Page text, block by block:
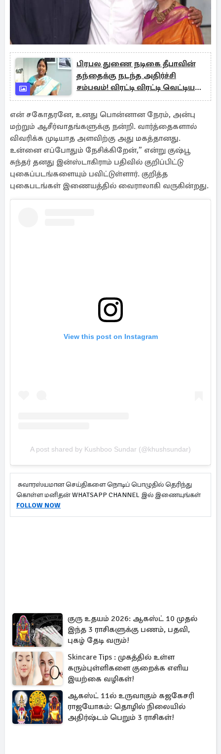
பிரபல துணை நடிகை தீபாவின்
தந்தைக்கு நடந்த அதிர்ச்சி
சம்பவம்! விரட்டி விரட்டி வெட்டிய
கும்பல்
என் சகோதரனே, உனது பொன்னான நேரம், அன்பு
மற்றும் ஆசீர்வாதங்களுக்கு நன்றி. வார்த்தைகளால்
விவரிக்க முடியாத அளவிற்கு அது மகத்தானது.
உன்னை எப்போதும் நேசிக்கிறேன்,” என்று குஷ்பூ
சுந்தர் தனது இன்ஸ்டாகிராம் பதிவில் குறிப்பிட்டு
புகைப்படங்களையும் பவிட்டுள்ளார். குறித்த
புகைபடங்கள் இணையத்தில் வைராலாகி வருகின்றது.
View this post on Instagram
A post shared by Kushboo Sundar (@khushsundar)
சுவாரஸ்யமான செய்திகளை நொடிப் பொழுதில் தெரிந்து
கொள்ள மனிதன் WHATSAPP CHANNEL இல் இணையுங்கள்
FOLLOW NOW
குரு உதயம் 2026: ஆகஸ்ட் 10 முதல்
இந்த 3 ராசிகளுக்கு பணம், பதவி,
புகழ் தேடி வரும்!
Skincare Tips : முகத்தில் உள்ள
கரும்புள்ளிகளை குறைக்க எளிய
இயற்கை வழிகள்!
ஆகஸ்ட் 11ல் உருவாகும் கஜகேசரி
ராஜயோகம்: தொழில் நிலையில்
அதிர்ஷ்டம் பெறும் 3 ராசிகள்!